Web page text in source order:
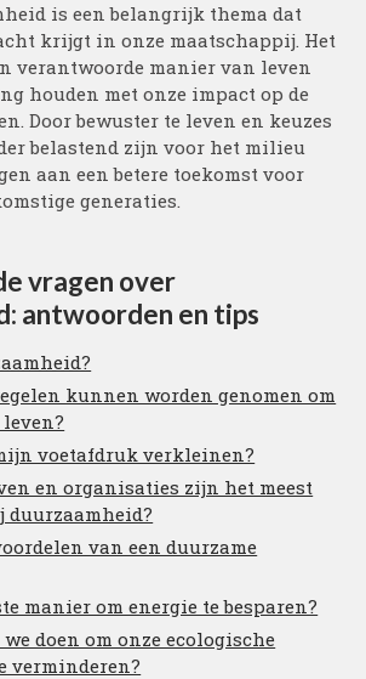
is een belangrijk thema dat
krijgt in onze maatschappij. Het
verantwoorde manier van leven
houden met onze impact op de
Door bewuster te leven en keuzes
belastend zijn voor het milieu
aan een betere toekomst voor
generaties.
vragen over
antwoorden en tips
kunnen worden genomen om
voetafdruk verkleinen?
en organisaties zijn het meest
duurzaamheid?
van een duurzame
manier om energie te besparen?
doen om onze ecologische
verminderen?